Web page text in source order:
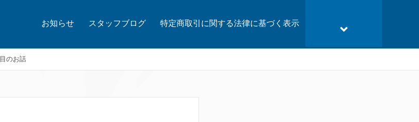
お知らせ スタッフブログ 特定商取引に関する法律に基づく表示
のお話